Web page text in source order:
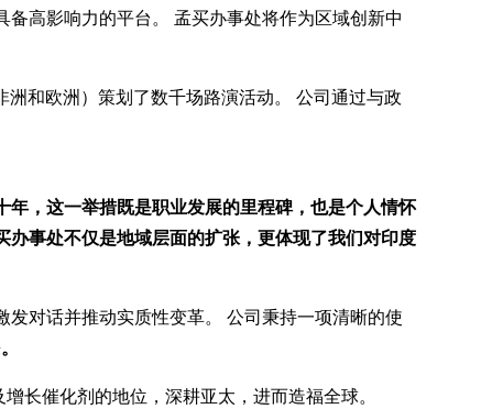
高影响力的平台。 孟买办事处将作为区域创新中
洲和欧洲）策划了数千场路演活动。 公司通过与政
，这一举措既是职业发展的里程碑，也是个人情怀
事处不仅是地域层面的扩张，更体现了我们对印度
对话并推动实质性变革。 公司秉持一项清晰的使
。
长催化剂的地位，深耕亚太，进而造福全球。